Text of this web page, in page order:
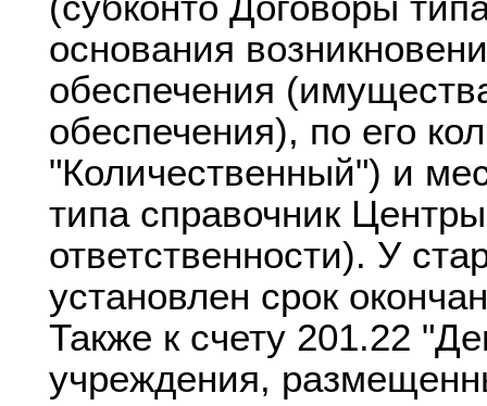
основания
обеспечения
обеспечения), по его
"Количественный") и
типа справочник
ответственности). У
установлен срок
Также к счету 201.22
учреждения,